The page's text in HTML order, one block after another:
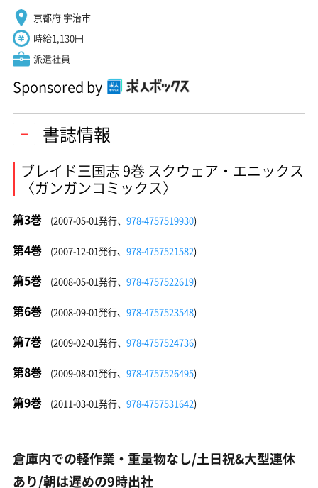
京都府 宇治市
時給1,130円
派遣社員
Sponsored by
書誌情報
ブレイド三国志 9巻 スクウェア・エニックス
〈ガンガンコミックス〉
第3巻 (2007-05-01発行、 978-4757519930)
第4巻 (2007-12-01発行、 978-4757521582)
第5巻 (2008-05-01発行、 978-4757522619)
第6巻 (2008-09-01発行、 978-4757523548)
第7巻 (2009-02-01発行、 978-4757524736)
第8巻 (2009-08-01発行、 978-4757526495)
第9巻 (2011-03-01発行、 978-4757531642)
倉庫内での軽作業・重量物なし/土日祝&大型連休
あり/朝は遅めの9時出社